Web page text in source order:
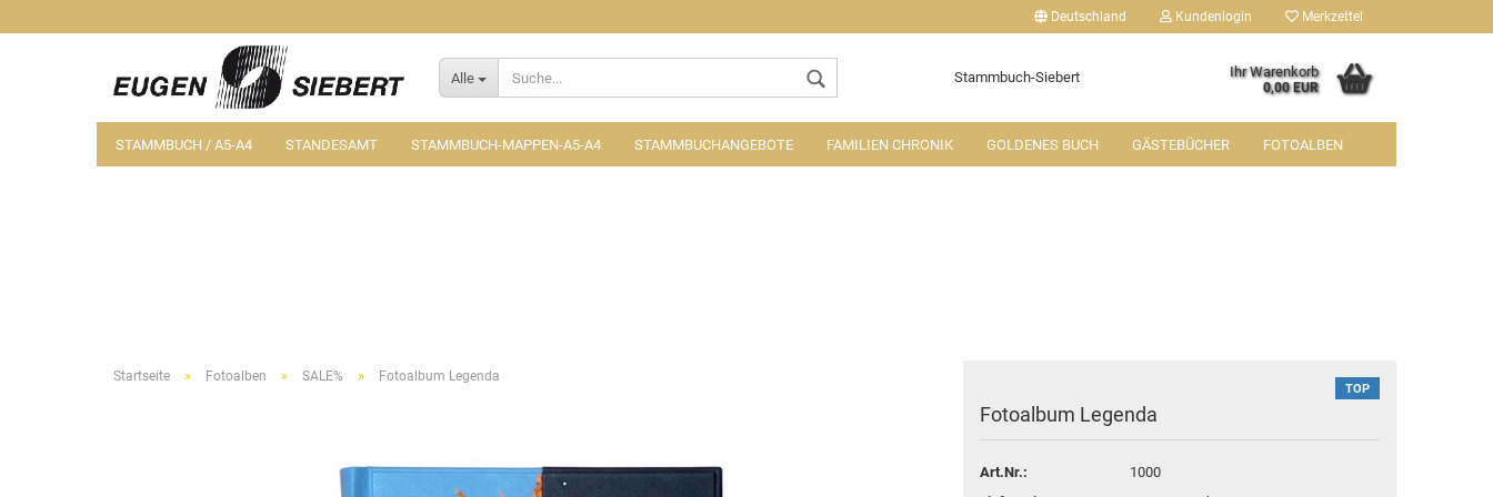
Deutschland
Lieferland
Kundenlogin Merkzettel
Alle Stammbuch-Siebert Ihr Warenkorb
0,00 EUR
STAMMBUCH / A5-A4 STANDESAMT STAMMBUCH-MAPPEN-A5-A4 STAMMBUCHANGEBOTE FAMILIEN CHRONIK GOLDENES BUCH GÄSTEBÜCHER FOTOALBEN
Startseite » Fotoalben » SALE% » Fotoalbum Legenda
TOP
Fotoalbum Legenda
Art.Nr.:
1000